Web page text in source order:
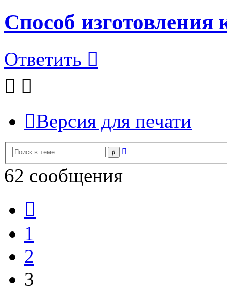
Способ изготовления
Ответить
Версия для печати
Поиск
62 сообщения
1
2
3